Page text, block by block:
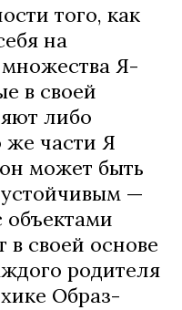
того, как
на
Я-
в своей
либо
же части Я
может быть
—
в своей основе
родителя
Образ-